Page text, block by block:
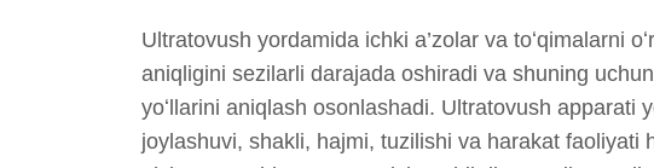
Ultratovush yordamida ichki a’zolar va toʻqimalarni
aniqligini sezilarli darajada oshiradi va shuning uchun
yoʻllarini aniqlash osonlashadi. Ultratovush apparati
joylashuvi, shakli, hajmi, tuzilishi va harakat faoliyati